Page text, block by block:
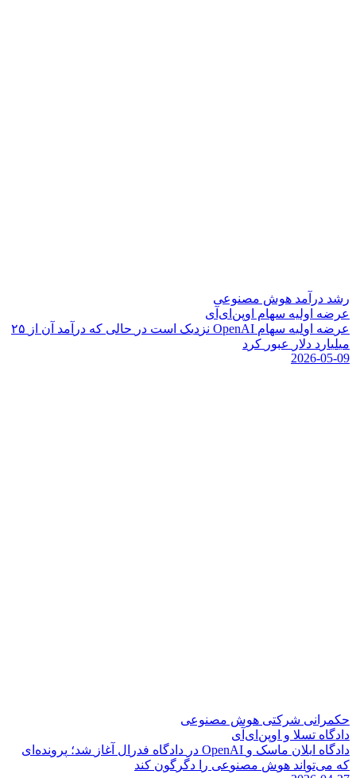
رشد درآمد هوش مصنوعی
عرضه اولیه سهام اوپن‌ای‌آی
عر ضه ولیه سهام OpenAI نز دیک ست در حالی که در مد ن ز ۲۵
میلیار د دلر عبور کر د
2026-05-09
حکمرانی شرکتی هوش مصنوعی
دادگاه تسلا و اوپن‌ای‌آی
د دگاه یلن ماسک و OpenAI در د دگاه فدر ل غاز شد؛ پر ونده ی
که میتو ند هوش مصنوعی ر دگر گون کند